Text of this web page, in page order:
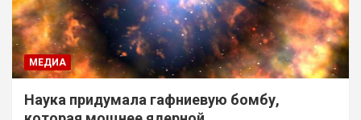
МЕДИА
Наука придумала гафниевую бомбу,